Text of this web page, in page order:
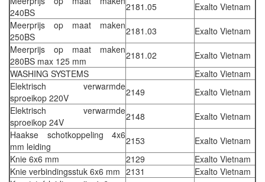
240BS
2181.05
Exalto Vietnam
Meerprijs op maat maken
250BS
2181.03
Exalto Vietnam
Meerprijs op maat maken
280BS max 125 mm
2181.02
Exalto Vietnam
WASHING SYSTEMS
Exalto Vietnam
Elektrisch verwarmde
sproeikop 220V
2149
Exalto Vietnam
Elektrisch verwarmde
sproeikop 24V
2148
Exalto Vietnam
Haakse schotkoppeling 4x6
mm leiding
2153
Exalto Vietnam
Knie 6x6 mm
2129
Exalto Vietnam
Knie verbindingsstuk 6x6 mm 2131
Exalto Vietnam